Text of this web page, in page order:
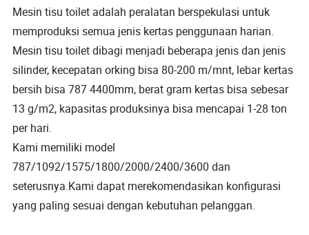
Mesin tisu toilet adalah peralatan berspekulasi untuk
memproduksi semua jenis kertas penggunaan harian.
Mesin tisu toilet dibagi menjadi beberapa jenis dan jenis
silinder, kecepatan orking bisa 80-200 m/mnt, lebar kertas
bersih bisa 787 4400mm, berat gram kertas bisa sebesar
13 g/m2, kapasitas produksinya bisa mencapai 1-28 ton
per hari.
Kami memiliki model
787/1092/1575/1800/2000/2400/3600 dan
seterusnya.Kami dapat merekomendasikan konfigurasi
yang paling sesuai dengan kebutuhan pelanggan.